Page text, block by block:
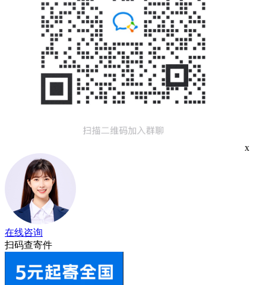
x
在线咨询
扫码查寄件